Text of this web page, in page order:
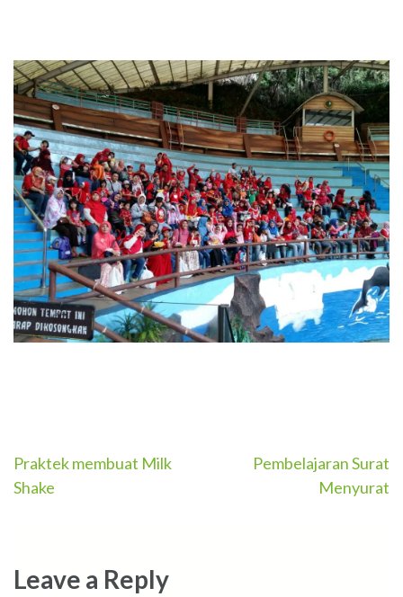
Post
navigation
Praktek membuat Milk
Shake
Pembelajaran Surat
Menyurat
Leave a Reply